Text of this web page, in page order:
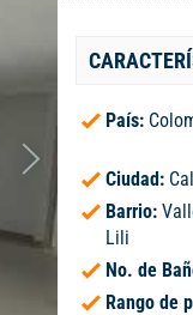
País:
Ciudad:
Barrio:
Lili
No. de
Rango de